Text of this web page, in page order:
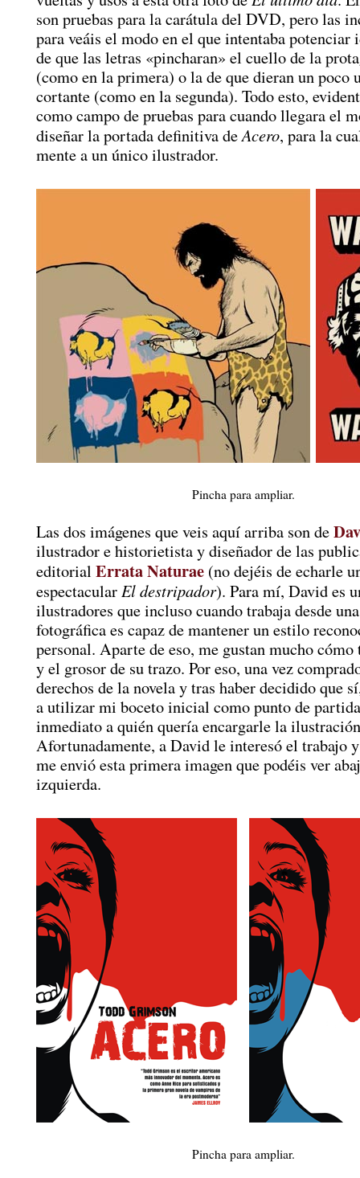
son pruebas para la carátula del DVD, pero las
para veáis el modo en el que intentaba potenciar
de que las letras «pincharan» el cuello de la
(como en la primera) o la de que dieran un poco
cortante (como en la segunda). Todo esto,
como campo de pruebas para cuando llegara el
diseñar la portada definitiva deAcero, para la
mente a un único ilustrador.
Pincha para ampliar.
Las dos imágenes que veis aquí arriba son de
ilustrador e historietista y diseñador de las
editorial Errata Naturae (no dejéis de echarle
espectacular El destripador). Para mí, David es
ilustradores que incluso cuando trabaja desde
fotográfica es capaz de mantener un estilo
personal. Aparte de eso, me gustan mucho
y el grosor de su trazo. Por eso, una vez
derechos de la novela y tras haber decidido que
a utilizar mi boceto inicial como punto de
inmediato a quién quería encargarle la
Afortunadamente, a David le interesó el trabajo
me envió esta primera imagen que podéis ver
izquierda.
Pincha para ampliar.